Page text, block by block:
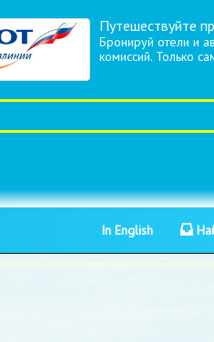
Путешествуйте
Бронируй отели и
комиссий. Только
In English